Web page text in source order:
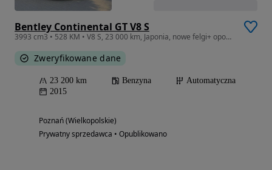
Bentley Continental GT V8 S
3993 cm3 • 528 KM • V8 S, 23 000 km, Japonia, nowe felgi+ opony 22 cale
Zweryfikowane dane
23 200 km Benzyna
Automatyczna
2015
Poznań (Wielkopolskie)
Prywatny sprzedawca • Opublikowano